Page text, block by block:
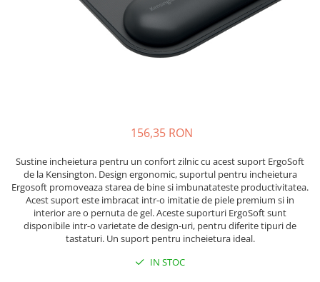
Accesorii diverse pentru birou
Etichetare si ambalare
Stilouri
Seturi de scris Premium
Instrumente de scris eco
Creioane mecanice si grafit
156,35 RON
Sustine incheietura pentru un confort zilnic cu acest suport ErgoSoft
de la Kensington. Design ergonomic, suportul pentru incheietura
Ergosoft promoveaza starea de bine si imbunatateste productivitatea.
Acest suport este imbracat intr-o imitatie de piele premium si in
interior are o pernuta de gel. Aceste suporturi ErgoSoft sunt
disponibile intr-o varietate de design-uri, pentru diferite tipuri de
tastaturi. Un suport pentru incheietura ideal.
IN STOC